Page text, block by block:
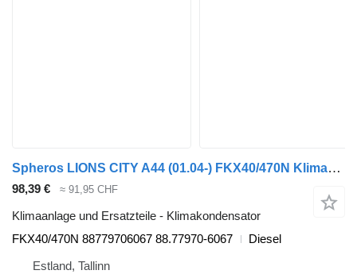
Spheros LIONS CITY A44 (01.04-) FKX40/470N Klimakondensator für MAN LIONS CITY A44 (01.04-) Bus
98,39 € ≈ 91,95 CHF
Klimaanlage und Ersatzteile - Klimakondensator
FKX40/470N 88779706067 88.77970-6067
Diesel
Estland, Tallinn